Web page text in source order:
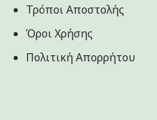
Τρόποι Αποστολής
Όροι Χρήσης
Πολιτική Aπορρήτου